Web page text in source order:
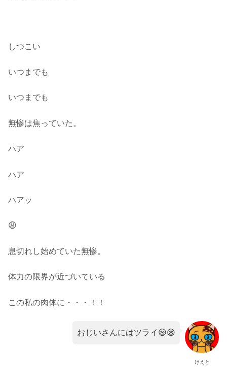
しつこい
いつまでも
いつまでも
無惨は焦っていた。
ハア
ハア
ハアッ
😩
息切れし始めていた無惨。
体力の限界が近づいている
この私の肉体に・・・！！
けえと
おじいさんにはツライ😪😪